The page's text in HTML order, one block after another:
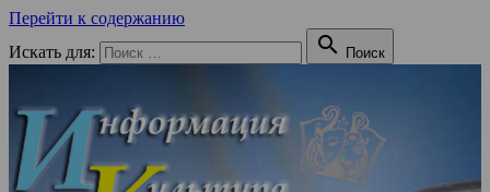
Перейти к содержанию
Искать для:
 Поиск